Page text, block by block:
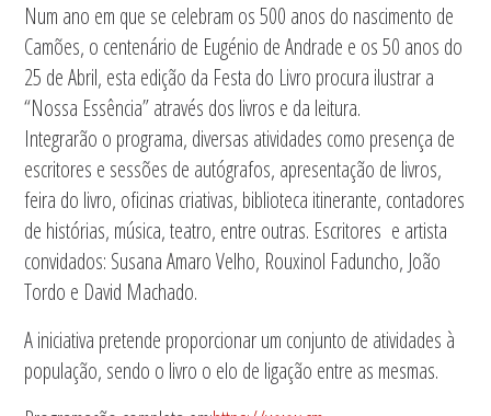
Num ano em que se celebram os 500 anos do nascimento de
Camões, o centenário de Eugénio de Andrade e os 50 anos do
25 de Abril, esta edição da Festa do Livro procura ilustrar a
“Nossa Essência” através dos livros e da leitura.
Integrarão o programa, diversas atividades como presença de
escritores e sessões de autógrafos, apresentação de livros,
feira do livro, oficinas criativas, biblioteca itinerante, contadores
de histórias, música, teatro, entre outras. Escritores e artista
convidados: Susana Amaro Velho, Rouxinol Faduncho, João
Tordo e David Machado.
A iniciativa pretende proporcionar um conjunto de atividades à
população, sendo o livro o elo de ligação entre as mesmas.